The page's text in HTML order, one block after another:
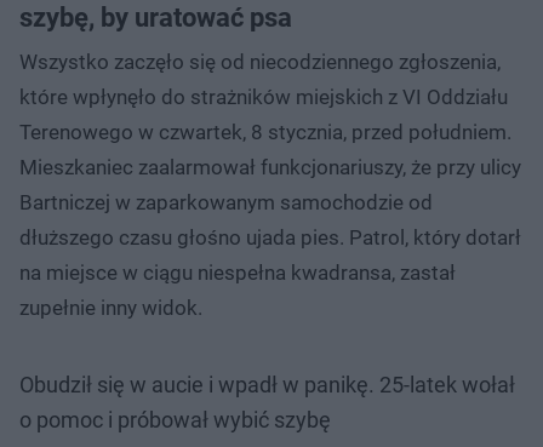
szybę, by uratować psa
Wszystko zaczęło się od niecodziennego zgłoszenia,
które wpłynęło do strażników miejskich z VI Oddziału
Terenowego w czwartek, 8 stycznia, przed południem.
Mieszkaniec zaalarmował funkcjonariuszy, że przy ulicy
Bartniczej w zaparkowanym samochodzie od
dłuższego czasu głośno ujada pies. Patrol, który dotarł
na miejsce w ciągu niespełna kwadransa, zastał
zupełnie inny widok.
Obudził się w aucie i wpadł w panikę. 25-latek wołał
o pomoc i próbował wybić szybę